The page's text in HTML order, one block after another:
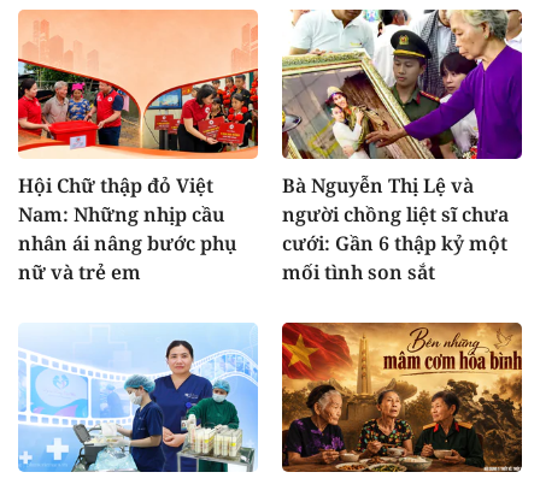
Hội Chữ thập đỏ Việt
Nam: Những nhịp cầu
nhân ái nâng bước phụ
nữ và trẻ em
Bà Nguyễn Thị Lệ và
người chồng liệt sĩ chưa
cưới: Gần 6 thập kỷ một
mối tình son sắt